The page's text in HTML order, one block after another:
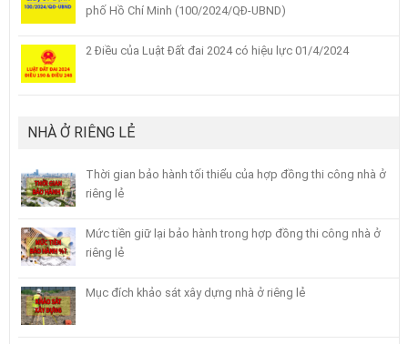
phố Hồ Chí Minh (100/2024/QĐ-UBND)
2 Điều của Luật Đất đai 2024 có hiệu lực 01/4/2024
NHÀ Ở RIÊNG LẺ
Thời gian bảo hành tối thiểu của hợp đồng thi công nhà ở
riêng lẻ
Mức tiền giữ lại bảo hành trong hợp đồng thi công nhà ở
riêng lẻ
Mục đích khảo sát xây dựng nhà ở riêng lẻ